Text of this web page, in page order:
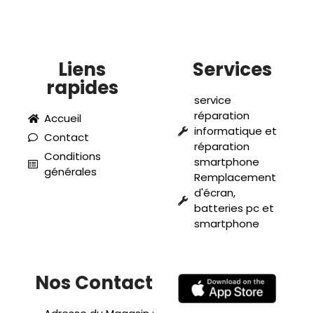
Liens
rapides
Accueil
Contact
Conditions
générales
Services
service
réparation
informatique et
réparation
smartphone
Remplacement
d'écran,
batteries pc et
smartphone
Nos Contact